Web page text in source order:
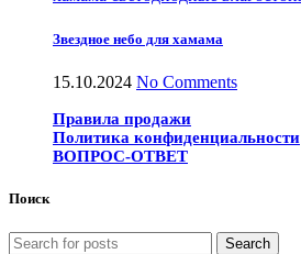
Звездное небо для хамама
15.10.2024 No Comments
Правила продажи
Политика конфиденциальности
ВОПРОС-ОТВЕТ
Поиск
Search